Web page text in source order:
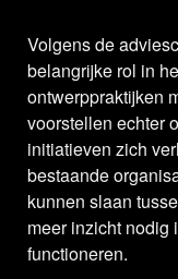
Volgens de
belangrijke rol in
ontwerppraktijken
voorstellen echter
initiatieven zich
bestaande
kunnen slaan
meer inzicht nodig
functioneren.